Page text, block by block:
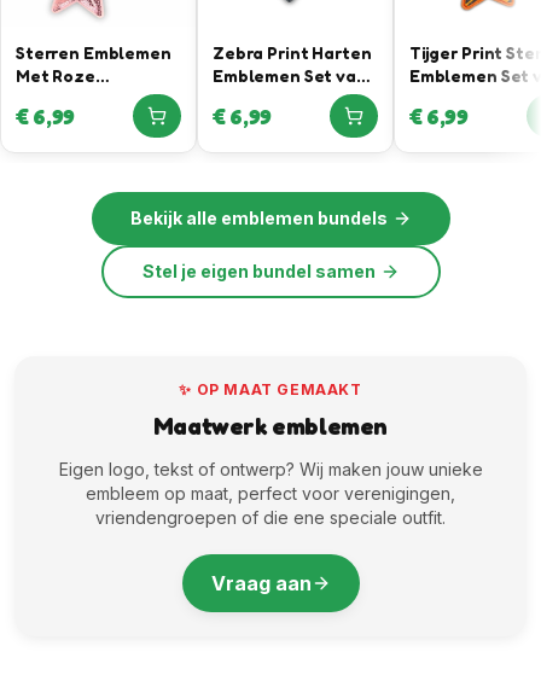
Sterren Emblemen
Met Roze
€6,99
Zebra Print Harten
Emblemen Set van
€6,99
Tijger Print
Emblemen Set
€6,99
Bekijk alle emblemen bundels
Stel je eigen bundel samen
✨ OP MAAT GEMAAKT
Maatwerk emblemen
Eigen logo, tekst of ontwerp? Wij maken jouw unieke
embleem op maat, perfect voor verenigingen,
vriendengroepen of die ene speciale outfit.
Vraag aan